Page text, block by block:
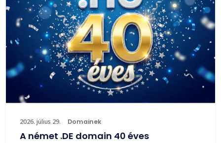
2026. július 29. Domainek
A német .DE domain 40 éves